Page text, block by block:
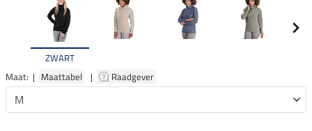
ZWART
Maat: | Maattabel | Raadgever